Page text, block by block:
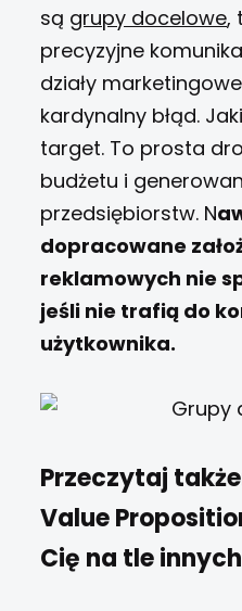
są grupy docelowe,
precyzyjne
działy
kardynalny błąd.
target. To prosta
budżetu i
przedsiębiorstw. N
dopracowane
reklamowych nie
jeśli nie trafią do
użytkownika.
Przeczytaj
Value
Cię na tle